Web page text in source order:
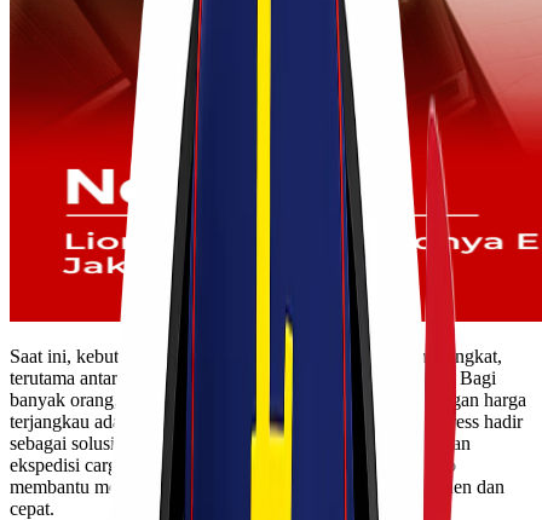
Saat ini, kebutuhan akan pengiriman barang semakin meningkat,
terutama antara kota-kota besar seperti Jakarta dan Serang. Bagi
banyak orang, mencari jasa ekspedisi yang terpercaya dengan harga
terjangkau adalah hal yang penting. Di sinilah Lionel Express hadir
sebagai solusi terbaik untuk Anda. Dengan beragam layanan
ekspedisi cargo murah Jakarta Serang, Lionel Express siap
membantu memenuhi kebutuhan logistik Anda secara efisien dan
cepat.